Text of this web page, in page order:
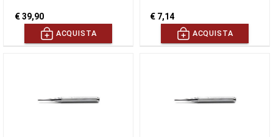
€ 39,90
ACQUISTA
€ 7,14
ACQUISTA